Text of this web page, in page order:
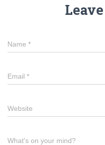
Name *
Email *
Website
What's on your mind?